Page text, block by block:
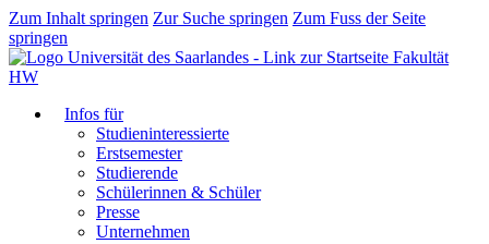
Zum Inhalt springen Zur Suche springen Zum Fuss der Seite
springen
Fakultät
HW
Infos für
Studieninteressierte
Erstsemester
Studierende
Schülerinnen & Schüler
Presse
Unternehmen